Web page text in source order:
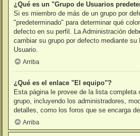
¿Qué es un "Grupo de Usuarios
Si es miembro de más de un grupo por
"predeterminado" para determinar qué
defecto en su perfil. La Administración
cambiar su grupo por defecto mediante su
Usuario.
Arriba
¿Qué es el enlace "El equipo"?
Esta página le provee de la lista completa
grupo, incluyendo los administradores,
detalles, como los foros que se encarga
Arriba